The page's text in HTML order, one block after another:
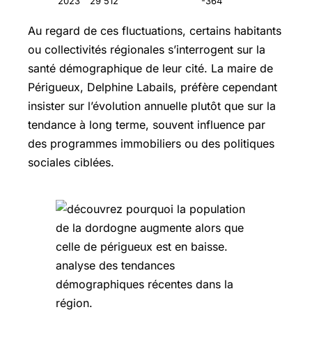
Au regard de ces fluctuations, certains habitants
ou collectivités régionales s’interrogent sur la
santé démographique de leur cité. La maire de
Périgueux, Delphine Labails, préfère cependant
insister sur l’évolution annuelle plutôt que sur la
tendance à long terme, souvent influence par
des programmes immobiliers ou des politiques
sociales ciblées.